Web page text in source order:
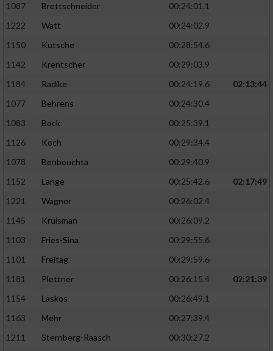
1087
Brettschneider
00:24:01.1
1222
Watt
00:24:02.9
1150
Kutsche
00:28:54.6
1142
Krentscher
00:29:03.9
1184
Radike 00:24:19.6
02:13:44
1077
Behrens
00:24:30.4
1083
Bock
00:25:39.1
1126
Koch
00:29:34.4
1078
Benbouchta
00:29:40.9
1152
Lange 00:25:42.6
02:17:49
1221
Wagner
00:26:02.4
1145
Kruisman
00:26:09.2
1103
Fries-Sina
00:29:55.6
1101
Freitag
00:29:59.6
1181
Plettner 00:26:15.4
02:21:39
1154
Laskos
00:26:49.1
1163
Mehr
00:27:39.4
1211
Sternberg-Raasch
00:30:27.2